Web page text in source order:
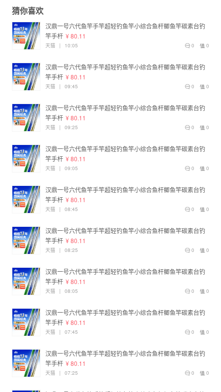
猜你喜欢
汉鼎一号六代鱼竿手竿超轻钓鱼竿小综合鱼杆鲫鱼竿碳素台钓
竿手杆 ¥ 80.11
0
0
天猫 | 10:05
汉鼎一号六代鱼竿手竿超轻钓鱼竿小综合鱼杆鲫鱼竿碳素台钓
竿手杆 ¥ 80.11
0
0
天猫 | 09:45
汉鼎一号六代鱼竿手竿超轻钓鱼竿小综合鱼杆鲫鱼竿碳素台钓
竿手杆 ¥ 80.11
0
0
天猫 | 09:25
汉鼎一号六代鱼竿手竿超轻钓鱼竿小综合鱼杆鲫鱼竿碳素台钓
竿手杆 ¥ 80.11
0
0
天猫 | 09:05
汉鼎一号六代鱼竿手竿超轻钓鱼竿小综合鱼杆鲫鱼竿碳素台钓
竿手杆 ¥ 80.11
0
0
天猫 | 08:45
汉鼎一号六代鱼竿手竿超轻钓鱼竿小综合鱼杆鲫鱼竿碳素台钓
竿手杆 ¥ 80.11
0
0
天猫 | 08:25
汉鼎一号六代鱼竿手竿超轻钓鱼竿小综合鱼杆鲫鱼竿碳素台钓
竿手杆 ¥ 80.11
0
0
天猫 | 08:05
汉鼎一号六代鱼竿手竿超轻钓鱼竿小综合鱼杆鲫鱼竿碳素台钓
竿手杆 ¥ 80.11
0
0
天猫 | 07:45
汉鼎一号六代鱼竿手竿超轻钓鱼竿小综合鱼杆鲫鱼竿碳素台钓
竿手杆 ¥ 80.11
0
0
天猫 | 07:25